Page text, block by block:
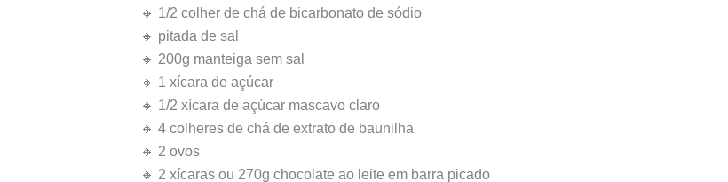
🔸 1/2 colher de chá de bicarbonato de sódio
🔸 pitada de sal
🔸 200g manteiga sem sal
🔸 1 xícara de açúcar
🔸 1/2 xícara de açúcar mascavo claro
🔸 4 colheres de chá de extrato de baunilha
🔸 2 ovos
🔸 2 xícaras ou 270g chocolate ao leite em barra picado